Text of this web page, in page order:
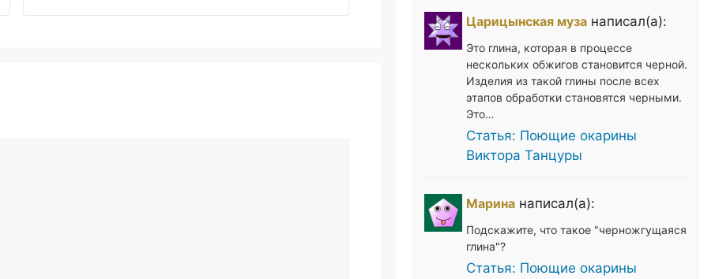
Царицынская музанаписал(а):
Это глина, которая в процессе
нескольких обжигов становится черной.
Изделия из такой глины после всех
этапов обработки становятся черными.
Это…
Статья: Поющие окарины
Виктора Танцуры
Маринанаписал(а):
Подскажите, что такое "черножгущаяся
глина"?
Статья: Поющие окарины